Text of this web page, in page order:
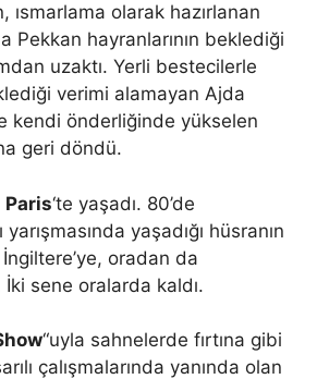
ısmarlama olarak hazırlanan
Pekkan hayranlarının beklediği
uzaktı. Yerli bestecilerle
verimi alamayan Ajda
kendi önderliğinde yükselen
geri döndü.
Paris‘te yaşadı. 80’de
yaşadığı hüsranın
oradan da
İki sene oralarda kaldı.
“uyla sahnelerde fırtına gibi
çalışmalarında yanında olan